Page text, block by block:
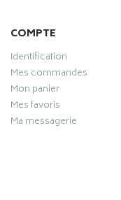
COMPTE
Identification
Mes commandes
Mon panier
Mes favoris
Ma messagerie